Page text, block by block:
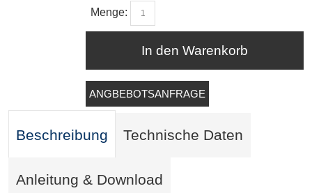
Menge:
In den Warenkorb
ANGBEBOTSANFRAGE
Beschreibung Technische Daten
Anleitung & Download